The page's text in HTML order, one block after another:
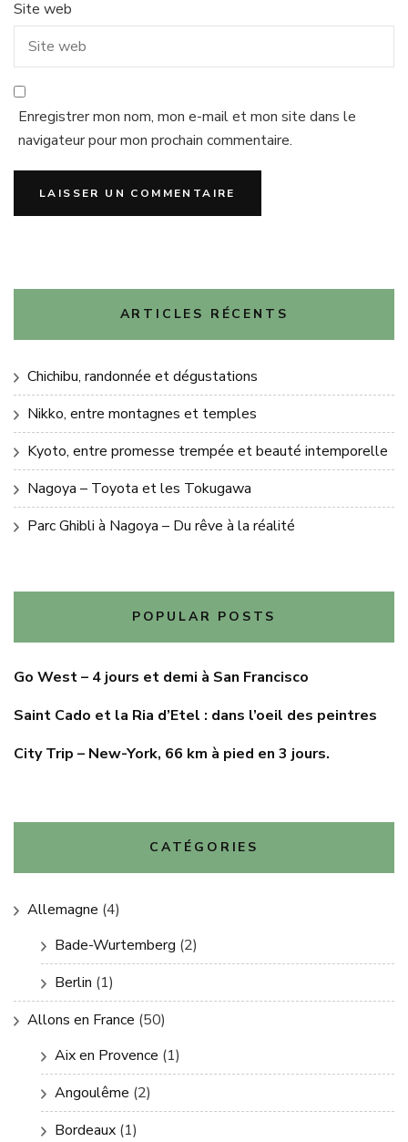
Site web
Enregistrer mon nom, mon e-mail et mon site dans le
navigateur pour mon prochain commentaire.
ARTICLES RÉCENTS
Chichibu, randonnée et dégustations
Nikko, entre montagnes et temples
Kyoto, entre promesse trempée et beauté intemporelle
Nagoya – Toyota et les Tokugawa
Parc Ghibli à Nagoya – Du rêve à la réalité
POPULAR POSTS
Go West – 4 jours et demi à San Francisco
Saint Cado et la Ria d’Etel : dans l’oeil des peintres
City Trip – New-York, 66 km à pied en 3 jours.
CATÉGORIES
Allemagne (4)
Bade-Wurtemberg (2)
Berlin (1)
Allons en France (50)
Aix en Provence (1)
Angoulême (2)
Bordeaux (1)